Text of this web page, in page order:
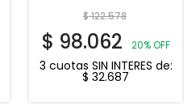
$122.578
$ 98.062 20% OFF
3 cuotas SIN INTERES de:
$ 32.687